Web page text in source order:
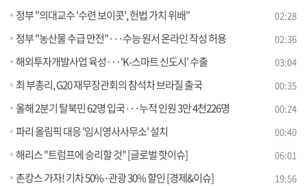
정부 "의대교수 '수련 보이콧', 헌법 가치 위배" 02:28
정부 "농산물 수급 만전"···수능 원서 온라인 작성 허용 02:36
해외투자개발사업 육성···'K-스마트 신도시' 수출 03:04
최 부총리, G20 재무장관회의 참석차 브라질 출국 00:35
올해 2분기 탈북민 62명 입국···누적 인원 3만 4천226명 00:24
파리 올림픽 대응 '임시영사사무소' 설치 00:40
해리스 "트럼프에 승리할 것" [글로벌 핫이슈] 06:01
촌캉스 가자! 기차 50%·관광 30% 할인 [경제&이슈] 19:56